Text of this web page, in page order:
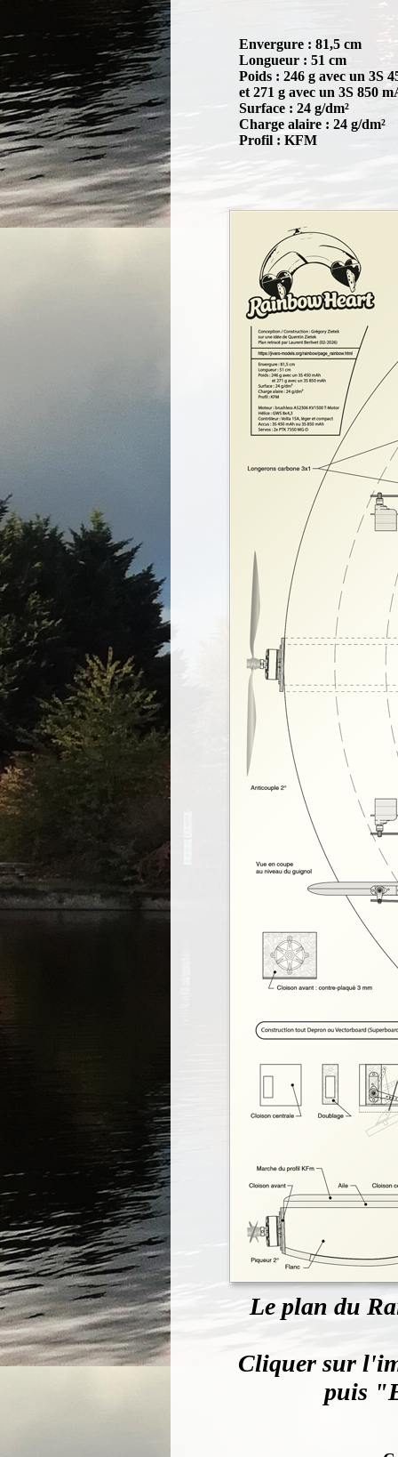
Envergure : 81,5 cm
Longueur : 51 cm
Poids : 246 g avec un 3S
et 271 g avec un 3S 850
Surface : 24 g/dm²
Charge alaire : 24 g/dm²
Profil : KFM
Le plan du
Cliquer sur
puis